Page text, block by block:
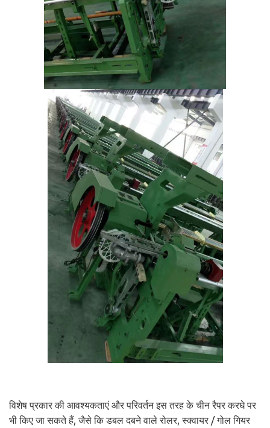
विशेष प्रकार की आवश्यकताएं और परिवर्तन इस तरह के चीन रैपर करघे पर
भी किए जा सकते हैं, जैसे कि डबल दबने वाले रोलर, स्क्वायर / गोल गियर